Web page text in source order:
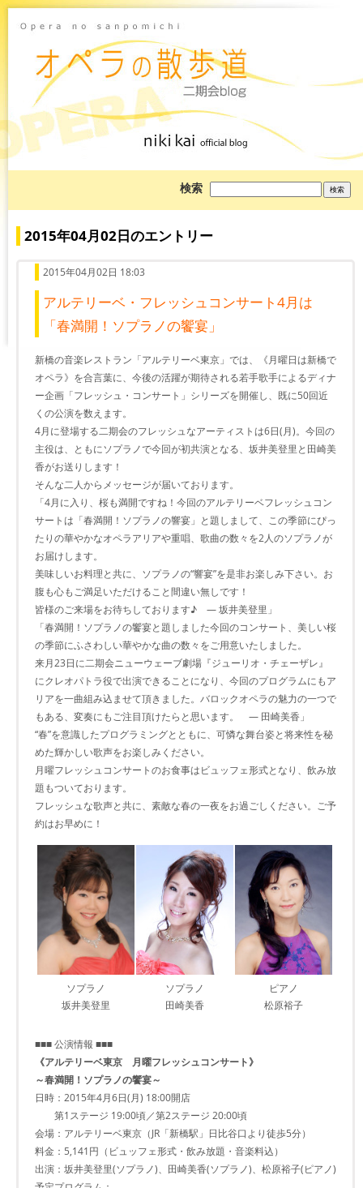
検索
を
索:
2015年04月02日のエントリー
2015年04月02日 18:03
アルテリーベ・フレッシュコンサート4月は
「春満開！ソプラノの饗宴」
新橋の音楽レストラン「アルテリーベ東京」では、《月曜日は新橋で
オペラ》を合言葉に、今後の活躍が期待される若手歌手によるディナ
ー企画「フレッシュ・コンサート」シリーズを開催し、既に50回近
くの公演を数えます。
4月に登場する二期会のフレッシュなアーティストは6日(月)。今回の
主役は、ともにソプラノで今回が初共演となる、坂井美登里と田崎美
香がお送りします！
そんな二人からメッセージが届いております。
「4月に入り、桜も満開ですね！今回のアルテリーベフレッシュコン
サートは「春満開！ソプラノの響宴」と題しまして、この季節にぴっ
たりの華やかなオペラアリアや重唱、歌曲の数々を2人のソプラノが
お届けします。
美味しいお料理と共に、ソプラノの“響宴”を是非お楽しみ下さい。お
腹も心もご満足いただけること間違い無しです！
皆様のご来場をお待ちしております♪ ― 坂井美登里」
「春満開！ソプラノの饗宴と題しました今回のコンサート、美しい桜
の季節にふさわしい華やかな曲の数々をご用意いたしました。
来月23日に二期会ニューウェーブ劇場『ジューリオ・チェーザレ』
にクレオパトラ役で出演できることになり、今回のプログラムにもア
リアを一曲組み込ませて頂きました。バロックオペラの魅力の一つで
もある、変奏にもご注目頂けたらと思います。 ― 田崎美香」
“春”を意識したプログラミングとともに、可憐な舞台姿と将来性を秘
めた輝かしい歌声をお楽しみください。
月曜フレッシュコンサートのお食事はビュッフェ形式となり、飲み放
題もついております。
フレッシュな歌声と共に、素敵な春の一夜をお過ごしください。ご予
約はお早めに！
ソプラノ
坂井美登里
ソプラノ
田崎美香
ピアノ
松原裕子
■■■ 公演情報 ■■■
《アルテリーベ東京 月曜フレッシュコンサート》
～春満開！ソプラノの饗宴～
日時：2015年4月6日(月) 18:00開店
第1ステージ 19:00頃／第2ステージ 20:00頃
会場：アルテリーベ東京（JR「新橋駅」日比谷口より徒歩5分）
料金：5,141円（ビュッフェ形式・飲み放題・音楽料込）
出演：坂井美登里(ソプラノ)、田崎美香(ソプラノ)、松原裕子(ピアノ)